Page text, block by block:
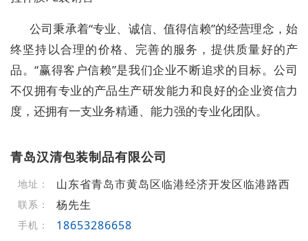
公司秉承着“专业、诚信、值得信赖”的经营理念，始
终坚持以合理的价格、完善的服务，提供质量好的产
品。“赢得客户信赖”是我们企业不断追求的目标。公司
不仅拥有专业的产品生产研发能力和良好的企业资信力
度，还拥有一支业务精通、能力强的专业化团队。
青岛汉清包装制品有限公司
地址： 山东省青岛市黄岛区临港经济开发区临港路西
联系： 杨先生
手机： 18653286658